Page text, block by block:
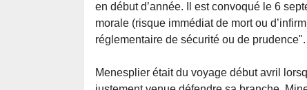
en début d’année. Il est convoqué le 6
morale (risque immédiat de mort ou
réglementaire de sécurité ou de
Menesplier était du voyage début avril